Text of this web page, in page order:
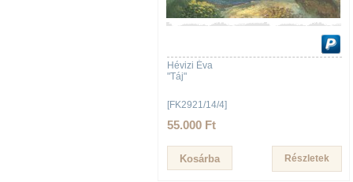
Hévizi Éva
"Táj"
[FK2921/14/4]
55.000 Ft
Részletek